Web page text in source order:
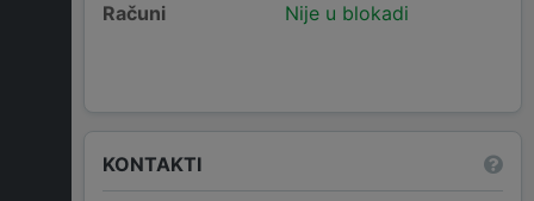
Računi Nije u blokadi
KONTAKTI